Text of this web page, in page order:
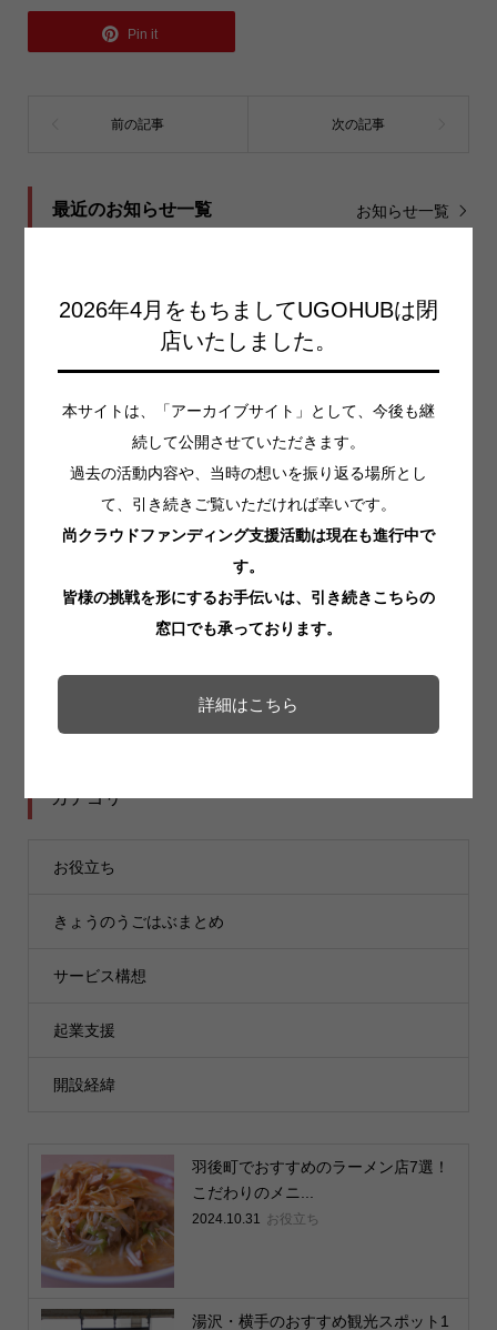
2026年4月をもちましてUGOHUBは閉
店いたしました。
本サイトは、「アーカイブサイト」として、今後も継
続して公開させていただきます。
過去の活動内容や、当時の想いを振り返る場所とし
て、引き続きご覧いただければ幸いです。
尚クラウドファンディング支援活動は現在も進行中で
す。
皆様の挑戦を形にするお手伝いは、引き続きこちらの
窓口でも承っております。
詳細はこちら
Pin it
最近のお知らせ一覧 お知らせ一覧
しました
2025.11.25
イベントのご案内 12/9 熊と山と、火のそばで。 〜なぜ
いま、私たちは“野生”を思い出すのか〜 トー...
11/9イベント 🔥炎をくぐった者たちの晩餐🔥
2025.11.05
ル(青森県南部町)🏠
カテゴリー
お役立ち
きょうのうごはぶまとめ
サービス構想
起業支援
開設経緯
羽後町でおすすめのラーメン店7選！
こだわりのメニ...
2024.10.31 お役立ち
湯沢・横手のおすすめ観光スポット1